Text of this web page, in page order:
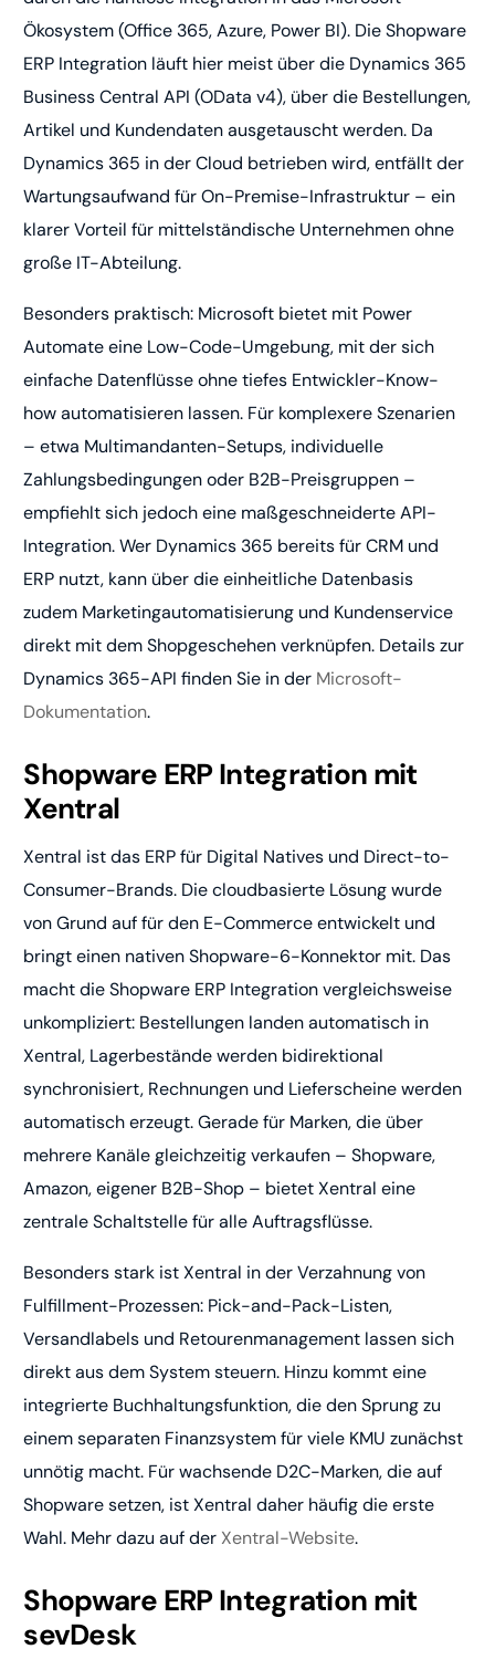
Ökosystem (Office 365, Azure, Power BI). Die Shopware
ERP Integration läuft hier meist über die Dynamics 365
Business Central API (OData v4), über die Bestellungen,
Artikel und Kundendaten ausgetauscht werden. Da
Dynamics 365 in der Cloud betrieben wird, entfällt der
Wartungsaufwand für On-Premise-Infrastruktur – ein
klarer Vorteil für mittelständische Unternehmen ohne
große IT-Abteilung.
Besonders praktisch: Microsoft bietet mit Power
Automate eine Low-Code-Umgebung, mit der sich
einfache Datenflüsse ohne tiefes Entwickler-Know-
how automatisieren lassen. Für komplexere Szenarien
– etwa Multimandanten-Setups, individuelle
Zahlungsbedingungen oder B2B-Preisgruppen –
empfiehlt sich jedoch eine maßgeschneiderte API-
Integration. Wer Dynamics 365 bereits für CRM und
ERP nutzt, kann über die einheitliche Datenbasis
zudem Marketingautomatisierung und Kundenservice
direkt mit dem Shopgeschehen verknüpfen. Details zur
Dynamics 365-API finden Sie in der Microsoft-
Dokumentation.
Shopware ERP Integration mit
Xentral
Xentral ist das ERP für Digital Natives und Direct-to-
Consumer-Brands. Die cloudbasierte Lösung wurde
von Grund auf für den E-Commerce entwickelt und
bringt einen nativen Shopware-6-Konnektor mit. Das
macht die Shopware ERP Integration vergleichsweise
unkompliziert: Bestellungen landen automatisch in
Xentral, Lagerbestände werden bidirektional
synchronisiert, Rechnungen und Lieferscheine werden
automatisch erzeugt. Gerade für Marken, die über
mehrere Kanäle gleichzeitig verkaufen – Shopware,
Amazon, eigener B2B-Shop – bietet Xentral eine
zentrale Schaltstelle für alle Auftragsflüsse.
Besonders stark ist Xentral in der Verzahnung von
Fulfillment-Prozessen: Pick-and-Pack-Listen,
Versandlabels und Retourenmanagement lassen sich
direkt aus dem System steuern. Hinzu kommt eine
integrierte Buchhaltungsfunktion, die den Sprung zu
einem separaten Finanzsystem für viele KMU zunächst
unnötig macht. Für wachsende D2C-Marken, die auf
Shopware setzen, ist Xentral daher häufig die erste
Wahl. Mehr dazu auf der Xentral-Website.
Shopware ERP Integration mit
sevDesk